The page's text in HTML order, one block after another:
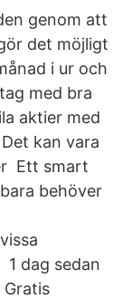
genom att
det möjligt
i ur och
med bra
aktier med
kan vara
Ett smart
behöver
dag sedan
Gratis